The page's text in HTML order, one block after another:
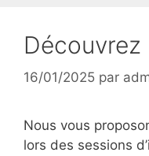
16/01/2025 par
Nous vous
lors des sessions